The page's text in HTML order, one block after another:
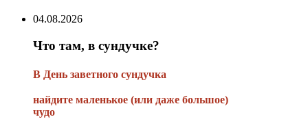
04.08.2026
Что там, в сундучке?
В День заветного сундучка
найдите маленькое (или даже большое)
чудо